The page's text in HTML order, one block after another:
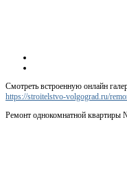
Смотреть встроенную онлайн
https://stroitelstvo-volgograd.ru/
Ремонт однокомнатной квартиры